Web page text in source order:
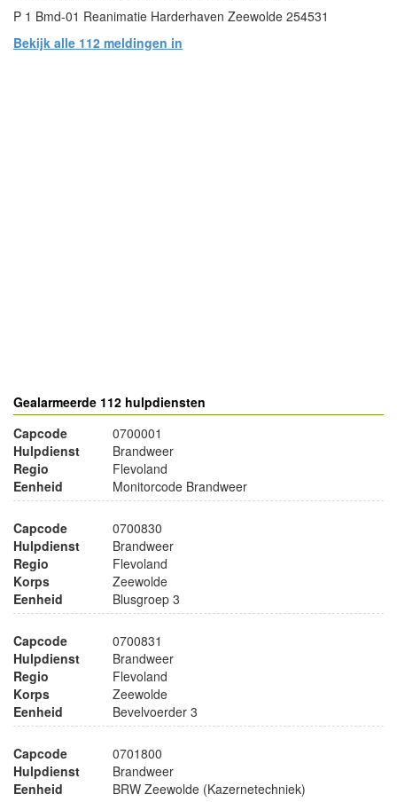
P 1 Bmd-01 Reanimatie Harderhaven Zeewolde 254531
Bekijk alle 112 meldingen in
Gealarmeerde 112 hulpdiensten
Capcode
0700001
Hulpdienst
Brandweer
Regio
Flevoland
Eenheid
Monitorcode Brandweer
Capcode
0700830
Hulpdienst
Brandweer
Regio
Flevoland
Korps
Zeewolde
Eenheid
Blusgroep 3
Capcode
0700831
Hulpdienst
Brandweer
Regio
Flevoland
Korps
Zeewolde
Eenheid
Bevelvoerder 3
Capcode
0701800
Hulpdienst
Brandweer
Eenheid
BRW Zeewolde (Kazernetechniek)